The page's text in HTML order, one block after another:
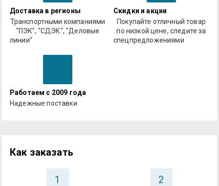
Доставка в регионы
Транспортными компаниями
"ПЭК", "СДЭК", "Деловые
линии"
Скидки и акции
Покупайте отличный товар
по низкой цене, следите за
спецпредложениями
Работаем с 2009 года
Надежные поставки
Как заказать
1 2